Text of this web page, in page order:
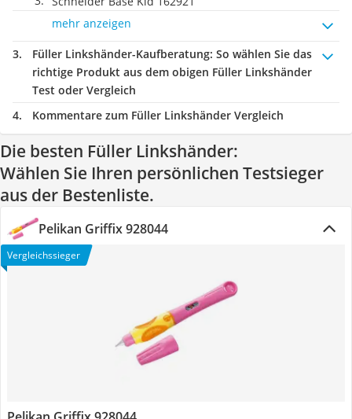
mehr anzeigen
Füller Linkshänder-Kaufberatung: So wählen Sie das
richtige Produkt aus dem obigen Füller Linkshänder
Test oder Vergleich
Kommentare zum Füller Linkshänder Vergleich
Die besten Füller Linkshänder:
Wählen Sie Ihren persönlichen Testsieger
aus der Bestenliste.
Pelikan Griffix 928044
Vergleichssieger